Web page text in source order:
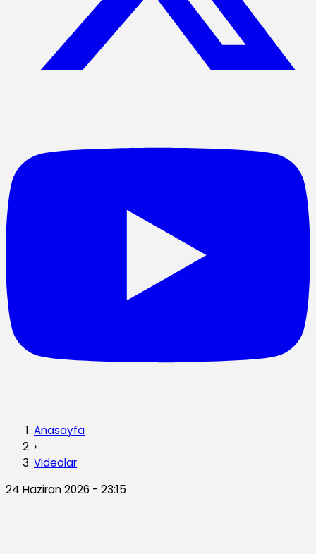
Anasayfa
›
Videolar
24 Haziran 2026 - 23:15